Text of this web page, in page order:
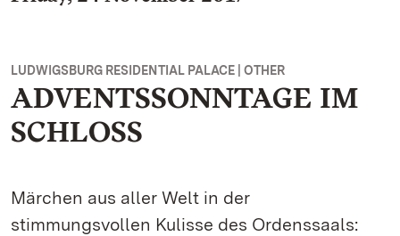
LUDWIGSBURG RESIDENTIAL PALACE | OTHER
ADVENTSSONNTAGE IM
SCHLOSS
Märchen aus aller Welt in der
stimmungsvollen Kulisse des Ordenssaals: